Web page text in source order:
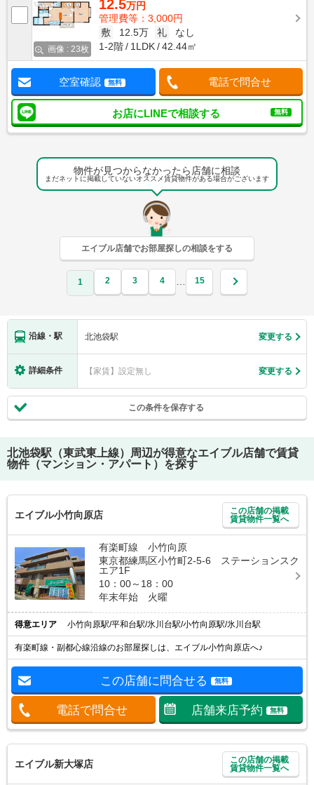
画像 : 23枚
12.5万円
管理費等：3,000円
敷
12.5万 礼
なし
1-2階
1LDK 42.44㎡
空室確認 無料 電話で問合せ
お店にLINEで相談する 無料
物件が見つからなかったら店舗に相談
まだネットに掲載していないオススメ賃貸物件がある場合がございます
エイブル店舗でお部屋探しの相談をする
1 2 3 4 … 15
沿線・駅 北池袋駅 変更する
詳細条件 【家賃】設定無し 変更する
この条件を保存する
北池袋駅（東武東上線）
周辺が得意なエイブル店舗で賃貸
物件（マンション・アパート）を探す
エイブル小竹向原店
この店舗の掲載
賃貸物件一覧へ
有楽町線 小竹向原
東京都練馬区小竹町2-5-6 ステーションスク
エア1F
10：00～18：00
年末年始 火曜
得意エリア 小竹向原駅/平和台駅/氷川台駅/小竹向原駅/氷川台駅
有楽町線・副都心線沿線のお部屋探しは、エイブル小竹向原店へ♪
この店舗に問合せる 無料
電話で問合せ 店舗来店予約 無料
エイブル新大塚店
この店舗の掲載
賃貸物件一覧へ